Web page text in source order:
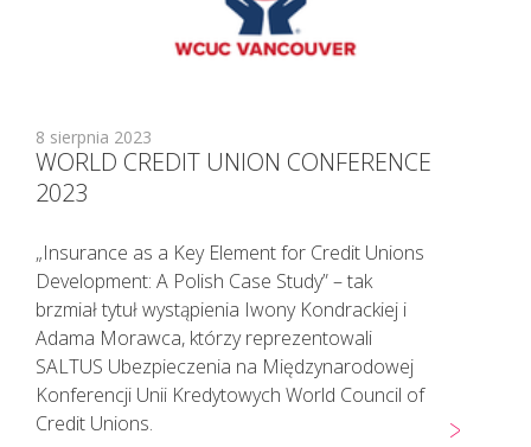
na konkretną godzinę do lekarza.
Lekarz udzielający TELEPORADY na
podstawie przeprowadzonego
wystawienia zwolnienia lekarskiego.
8 sierpnia 2023
WORLD CREDIT UNION CONFERENCE
2023
„Insurance as a Key Element for Credit Unions
Development: A Polish Case Study” – tak
brzmiał tytuł wystąpienia Iwony Kondrackiej i
Adama Morawca, którzy reprezentowali
SALTUS Ubezpieczenia na Międzynarodowej
Konferencji Unii Kredytowych World Council of
Credit Unions.